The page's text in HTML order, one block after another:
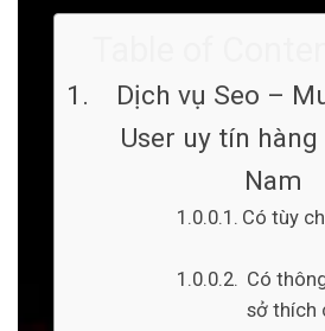
Dịch vụ Seo –
User uy tín
Nam
Có tùy
Có
sở thích